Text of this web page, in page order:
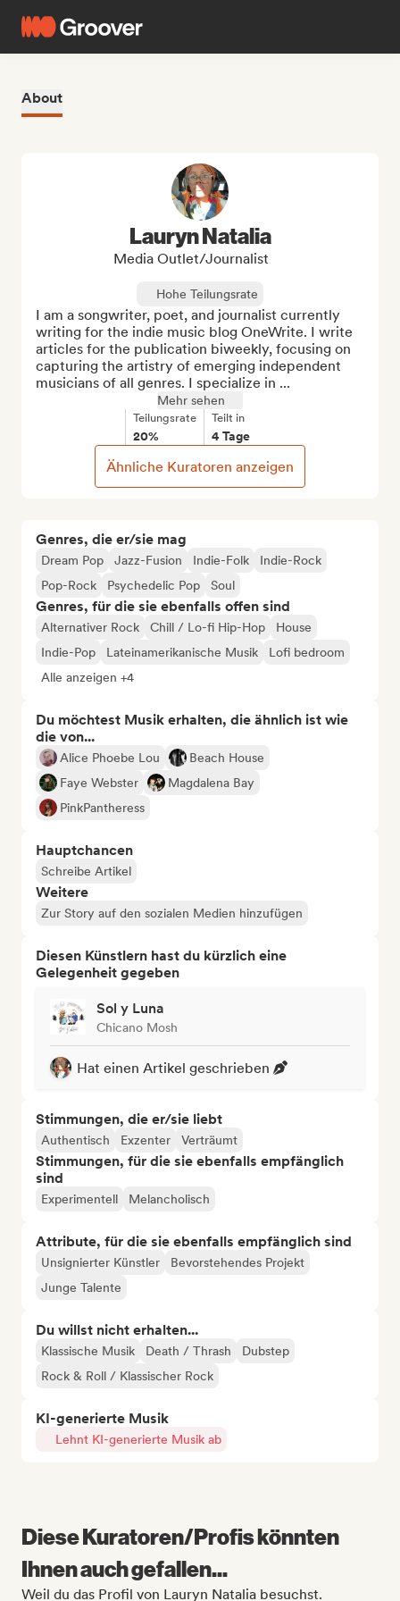
About
Genres, die er/sie mag
Dream Pop Jazz-Fusion Indie-Folk
Indie-Rock
Pop-Rock
Psychedelic Pop Soul
Genres, für die sie ebenfalls offen sind
Alternativer Rock Chill / Lo-fi Hip-Hop
House
Indie-Pop
Lateinamerikanische Musik
Lofi bedroom
Alle anzeigen +4
Du möchtest Musik erhalten, die ähnlich ist wie
die von...
Alice Phoebe Lou
Beach House
Faye Webster
Magdalena Bay
PinkPantheress
Hauptchancen
Schreibe Artikel
Weitere
Zur Story auf den sozialen Medien hinzufügen
Diesen Künstlern hast du kürzlich eine
Gelegenheit gegeben
Sol y Luna
Chicano Mosh
Hat einen Artikel geschrieben
Stimmungen, die er/sie liebt
Authentisch Exzenter Verträumt
Stimmungen, für die sie ebenfalls empfänglich
sind
Experimentell Melancholisch
Attribute, für die sie ebenfalls empfänglich sind
Unsignierter Künstler
Bevorstehendes Projekt
Junge Talente
Du willst nicht erhalten...
Klassische Musik Death / Thrash
Dubstep
Rock & Roll / Klassischer Rock
KI-generierte Musik
Lehnt KI-generierte Musik ab
Lauryn Natalia
Media Outlet/Journalist
Hohe Teilungsrate
I am a songwriter, poet, and journalist currently
writing for the indie music blog OneWrite. I write
articles for the publication biweekly, focusing on
capturing the artistry of emerging independent
musicians of all genres. I specialize in ...
Mehr sehen
Teilungsrate
20%
Teilt in
4 Tage
Ähnliche Kuratoren anzeigen
Diese Kuratoren/Profis könnten
Ihnen auch gefallen...
Weil du das Profil von Lauryn Natalia besuchst.